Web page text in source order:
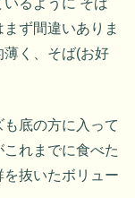
るように そば
ず間違いありま
く、そば(お好
底の方に入って
れまでに食べた
抜いたボリュー